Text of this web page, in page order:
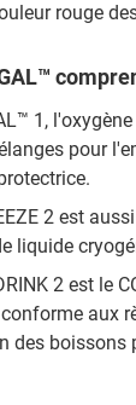
rouge
1,
pour
2 est
liquide
2 est le
aux
des boissons